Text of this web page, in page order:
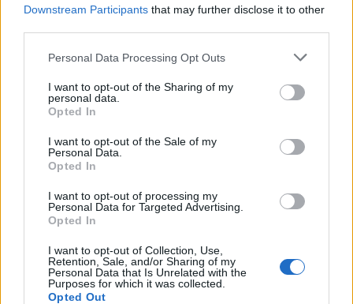
Downstream Participants that may further disclose it to other
Personal Data Processing Opt Outs
I want to opt-out of the Sharing of my
personal data.
Opted In
I want to opt-out of the Sale of my
Personal Data.
Opted In
I want to opt-out of processing my
Personal Data for Targeted Advertising.
Opted In
I want to opt-out of Collection, Use,
Retention, Sale, and/or Sharing of my
Personal Data that Is Unrelated with the
Purposes for which it was collected.
Opted Out
Chaleur et tension artérielle : ce que vous
risquez en restant assis dehors
Ce qui arrive à votre tension artérielle en restant assis dehors par forte chaleur
Lors des vagues de chaleur, il est courant de vouloir profiter du soleil en